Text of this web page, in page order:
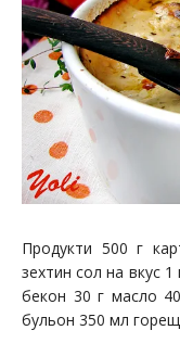
Продукти 500 г
зехтин сол на вкус
бекон 30 г масло
бульон 350 мл